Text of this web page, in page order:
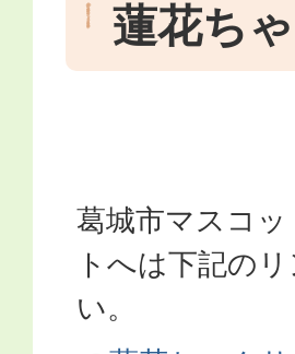
蓮花ち
葛城市マスコ
トへは下記の
い。